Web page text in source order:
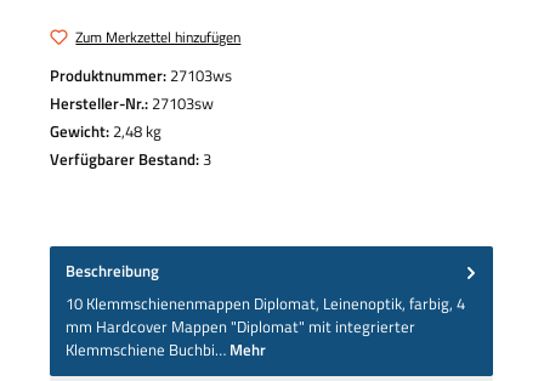
Zum Merkzettel hinzufügen
Produktnummer:27103ws
Hersteller-Nr.:27103sw
Gewicht:2,48 kg
Verfügbarer Bestand:3
Beschreibung
10 Klemmschienenmappen Diplomat, Leinenoptik, farbig, 4
mm Hardcover Mappen "Diplomat" mit integrierter
Klemmschiene Buchbi… Mehr